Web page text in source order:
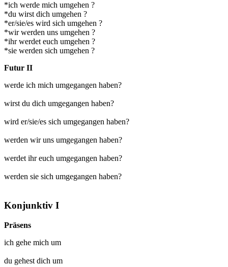
*ich werde mich umgehen ?
*du wirst dich umgehen ?
*er/sie/es wird sich umgehen ?
*wir werden uns umgehen ?
*ihr werdet euch umgehen ?
*sie werden sich umgehen ?
Futur II
werde ich mich umgegangen haben?
wirst du dich umgegangen haben?
wird er/sie/es sich umgegangen haben?
werden wir uns umgegangen haben?
werdet ihr euch umgegangen haben?
werden sie sich umgegangen haben?
Konjunktiv I
Präsens
ich gehe mich um
du gehest dich um